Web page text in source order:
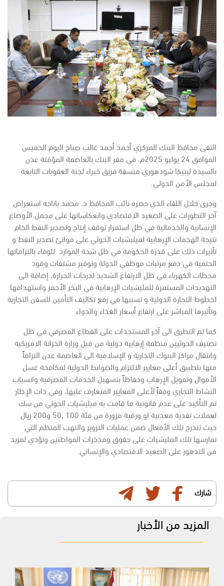
التقى محافظ البنك المركزي أحمد أحمد غالب صباح اليوم الخميس
الموافق 24 يوليو 2025م، في مقر البنك بالعاصمة المؤقتة عدن
بالسيدة ليبيكا شودهوري منسقة فريق خبراء لجنة العقوبات التابعة
لمجلس الأمن الدولي.
وجرى خلال اللقاء الذي حضره نائب المحافظ د. محمد باناجه استعراض
آخر التطورات على الصعيد الاقتصادي وانعكاساتها على مجمل الأوضاع
الإنسانية والخدماتية في ظل استمرار توقف إنتاج وتصدير النفط الخام
نتيجة الهجمات الإرهابية لميليشيات الحوثي على موانئ تصدير النفط و
تأثيرات ذلك على قدرة الحكومة في ظل شحة الموارد للوفاء بالتزاماتها
الحتمية في دفع مرتبات موظفي الدولة وتوفير مشتقات وقود
محطات الكهرباء في ظل الارتفاع الشديد لدرجات الحرارة، إضافة الى
التهديدات المستمرة للمليشيات الإرهابية في البحر الأحمر واستهدافها
لخطوط التجارة الدولية و تسببها في رفع تكاليف التأمين للسفن التجارية
وتأثيرها المباشر على ارتفاع أسعار الغذاء والدواء.
كما تم التطرق الى آخر المستجدات على القطاع المصرفي في ظل
تصنيف الحوثيين منظمة إرهابية دولية من قبل وزارة الخزانة الامريكية
وانتقال مراكز البنوك التجارية و الإسلامية الى العاصمة عدن التزاماً
منها بتطبيق أعلى معايير الالتزام والضوابط الدولية لمكافحة غسل
الأموال وتمويل الإرهاب وحفاظاً بتسهيل الخدمات المصرفية وانسياب
النشاط التجاري وفقاً لأعلى المعايير المتعارف عليها، وفي ذات الإطار
تم التأكيد على عدم قانونية ما قامت به ميليشيات الحوثي من سك
لعملات نقدية معدنية او ورقية مزورة من فئة 100 ,50 و200 ريال
حيث تندرج تلك الأفعال ضمن عمليات التزوير والنهب المنظم التي
تمارسها تلك المليشيات على حقوق ومدخرات المواطنين وتؤدي لمزيد
من التدهور على الصعيد الاقتصادي والإنساني.
شارك
المزيد من الأخبار